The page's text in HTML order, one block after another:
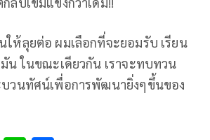
ให้ลุยต่อ ผมเลือกที่จะยอมรับ เรียน
น ในขณะเดียวกัน เราจะทบทวน
วนทัศน์เพื่อการพัฒนายิ่งๆขึ้นของ